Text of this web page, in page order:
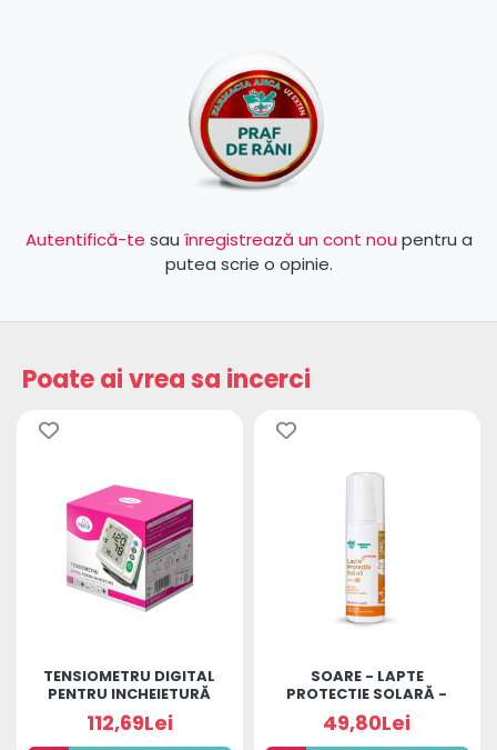
Autentifică-te sau înregistrează un cont nou pentru a
putea scrie o opinie.
Poate ai vrea sa incerci
TENSIOMETRU DIGITAL
PENTRU INCHEIETURĂ
MINUT
112,69Lei
SOARE - LAPTE
PROTECTIE SOLARĂ -
SPF 25+ CU SCLIPICI
49,80Lei